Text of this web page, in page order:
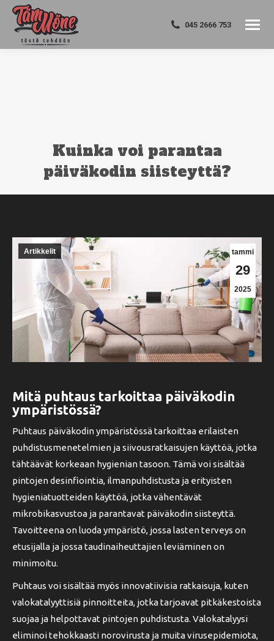
045 2666 753
Kuinka voi parantaa
päiväkodin siisteyttä?
tammi
29
2025
Artikkelit
Mitä puhtaus tarkoittaa päiväkodin
ympäristössä?
Puhtaus päiväkodin ympäristössä tarkoittaa erilaisten
puhdistusmenetelmien ja siivousratkaisujen käyttöä, jotka
tähtäävät korkeaan hygienian tasoon. Tämä voi sisältää
pintojen desinfiointia, ilmanpuhdistusta ja erityisten
hygieniatuotteiden käyttöä, jotka vähentävät
mikrobikasvustoa ja parantavat päiväkodin siisteyttä.
Tavoitteena on luoda ympäristö, jossa lasten terveys on
etusijalla ja jossa taudinaiheuttajien leviäminen on
minimoitu.
Puhtaus voi sisältää myös innovatiivisia ratkaisuja, kuten
valokatalyyttisiä pinnoitteita, jotka tarjoavat pitkäkestoista
suojaa ja helpottavat pintojen puhdistusta. Valokatalyysi
eliminoi tehokkaasti norovirusta ja muita virusepidemiota,